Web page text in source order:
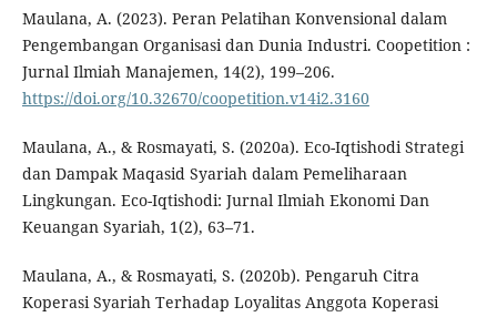
Maulana, A. (2023). Peran Pelatihan Konvensional dalam
Pengembangan Organisasi dan Dunia Industri. Coopetition :
Jurnal Ilmiah Manajemen, 14(2), 199–206.
https://doi.org/10.32670/coopetition.v14i2.3160
Maulana, A., & Rosmayati, S. (2020a). Eco-Iqtishodi Strategi
dan Dampak Maqasid Syariah dalam Pemeliharaan
Lingkungan. Eco-Iqtishodi: Jurnal Ilmiah Ekonomi Dan
Keuangan Syariah, 1(2), 63–71.
Maulana, A., & Rosmayati, S. (2020b). Pengaruh Citra
Koperasi Syariah Terhadap Loyalitas Anggota Koperasi